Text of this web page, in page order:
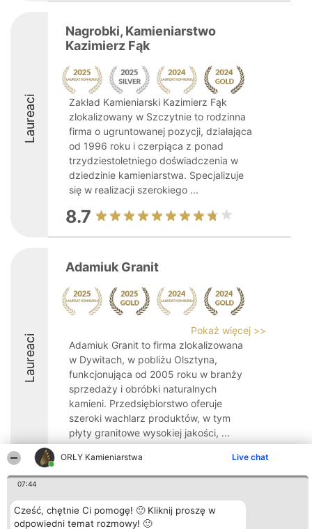
ORŁY Kamieniarstwa Live chat
07:44
Cześć, chętnie Ci pomogę! 🙂 Kliknij proszę w
odpowiedni temat rozmowy! 🙂
Laureaci
Nagrobki, Kamieniarstwo
Kazimierz Fąk
Zakład Kamieniarski Kazimierz Fąk
zlokalizowany w Szczytnie to rodzinna
firma o ugruntowanej pozycji, działająca
od 1996 roku i czerpiąca z ponad
trzydziestoletniego doświadczenia w
dziedzinie kamieniarstwa. Specjalizuje
się w realizacji szerokiego ...
8.7
Laureaci
Adamiuk Granit
Pokaż więcej >>
Adamiuk Granit to firma zlokalizowana
w Dywitach, w pobliżu Olsztyna,
funkcjonująca od 2005 roku w branży
sprzedaży i obróbki naturalnych
kamieni. Przedsiębiorstwo oferuje
szeroki wachlarz produktów, w tym
płyty granitowe wysokiej jakości, ...
10
Organizator plebiscytu
Bright Side Solutions sp. z o.
Plebiscyt
Laureaci
Kontakt